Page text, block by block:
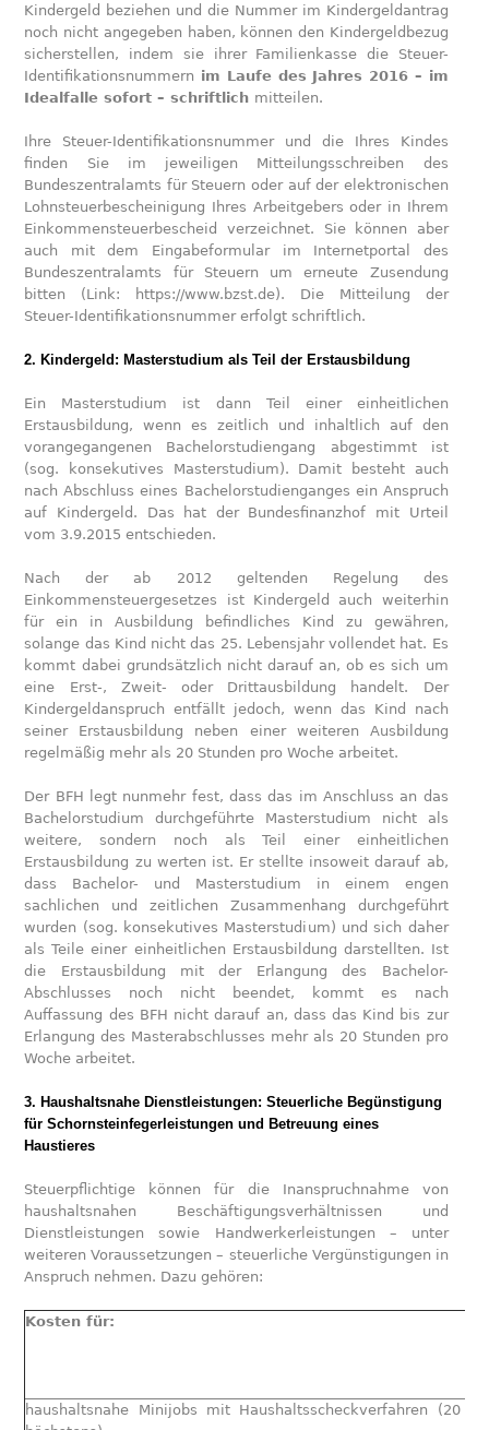
Kindergeld beziehen und die Nummer im Kindergeldantrag
noch nicht angegeben haben, können den Kindergeldbezug
sicherstellen, indem sie ihrer Familienkasse die Steuer-
Identifikationsnummern im Laufe des Jahres 2016 – im
Idealfalle sofort – schriftlich mitteilen.
Ihre Steuer-Identifikationsnummer und die Ihres Kindes
finden Sie im jeweiligen Mitteilungsschreiben des
Bundeszentralamts für Steuern oder auf der elektronischen
Lohnsteuerbescheinigung Ihres Arbeitgebers oder in Ihrem
Einkommensteuerbescheid verzeichnet. Sie können aber
auch mit dem Eingabeformular im Internetportal des
Bundeszentralamts für Steuern um erneute Zusendung
bitten (Link: https://www.bzst.de). Die Mitteilung der
Steuer-Identifikationsnummer erfolgt schriftlich.
2. Kindergeld: Masterstudium als Teil der Erstausbildung
Ein Masterstudium ist dann Teil einer einheitlichen
Erstausbildung, wenn es zeitlich und inhaltlich auf den
vorangegangenen Bachelorstudiengang abgestimmt ist
(sog. konsekutives Masterstudium). Damit besteht auch
nach Abschluss eines Bachelorstudienganges ein Anspruch
auf Kindergeld. Das hat der Bundesfinanzhof mit Urteil
vom 3.9.2015 entschieden.
Nach der ab 2012 geltenden Regelung des
Einkommensteuergesetzes ist Kindergeld auch weiterhin
für ein in Ausbildung befindliches Kind zu gewähren,
solange das Kind nicht das 25. Lebensjahr vollendet hat. Es
kommt dabei grundsätzlich nicht darauf an, ob es sich um
eine Erst-, Zweit- oder Drittausbildung handelt. Der
Kindergeldanspruch entfällt jedoch, wenn das Kind nach
seiner Erstausbildung neben einer weiteren Ausbildung
regelmäßig mehr als 20 Stunden pro Woche arbeitet.
Der BFH legt nunmehr fest, dass das im Anschluss an das
Bachelorstudium durchgeführte Masterstudium nicht als
weitere, sondern noch als Teil einer einheitlichen
Erstausbildung zu werten ist. Er stellte insoweit darauf ab,
dass Bachelor- und Masterstudium in einem engen
sachlichen und zeitlichen Zusammenhang durchgeführt
wurden (sog. konsekutives Masterstudium) und sich daher
als Teile einer einheitlichen Erstausbildung darstellten. Ist
die Erstausbildung mit der Erlangung des Bachelor-
Abschlusses noch nicht beendet, kommt es nach
Auffassung des BFH nicht darauf an, dass das Kind bis zur
Erlangung des Masterabschlusses mehr als 20 Stunden pro
Woche arbeitet.
3. Haushaltsnahe Dienstleistungen: Steuerliche Begünstigung
für Schornsteinfegerleistungen und Betreuung eines
Haustieres
Steuerpflichtige können für die Inanspruchnahme von
haushaltsnahen Beschäftigungsverhältnissen und
Dienstleistungen sowie Handwerkerleistungen – unter
weiteren Voraussetzungen – steuerliche Vergünstigungen in
Anspruch nehmen. Dazu gehören:
Kosten für:
haushaltsnahe Minijobs mit Haushaltsscheckverfahren (20 %